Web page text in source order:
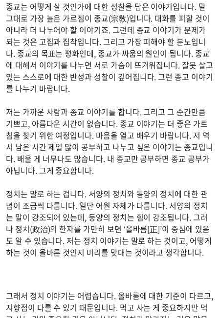
종교는 어떻게 살 것인가에 대한 성찰을 담은 이야기입니다. 말
그대로 가장 높은 가르침이 종교(宗敎)입니다. 대화를 피할 것이
아니라 더 나누어야 할 이야기죠. 그런데 종교 이야기가 문제가
되는 것은 고집과 집착입니다. 그리고 가장 피해야 할 분노입니
다. 종교의 목표는 평화인데, 종교가 싸움의 원인이 됩니다. 종교
에 대해서 이야기를 나누면 서로 가슴이 뜨거워집니다. 잘못 살고
있는 스스로에 대한 반성과 성찰이 깊어집니다. 그런 종교 이야기
를 나누기 바랍니다.
저는 가까운 사람과 종교 이야기를 합니다. 그리고 그 순간만큼
기쁘고, 아름다운 시간이 없습니다. 종교 이야기는 더 좋은 가르
침을 찾기 위한 여정입니다. 마음을 열고 배우기 바랍니다. 저 역
시 남은 시간 제일 많이 공부하고 나누고 싶은 이야기는 종교입니
다. 배울 게 너무나도 많습니다. 내 종교만 공부하면 종교 공부가
아닙니다. 그게 중요합니다.
정치는 말로 하는 겁니다. 서양의 정치와 동양의 정치에 대한 관
념이 조금씩 다릅니다. 일단 어원 자체가 다릅니다. 서양의 정치
는 말이 강조되어 있는데, 동양의 정치는 힘이 강조됩니다. 그러
나 정치(政治)의 한자를 가만히 보면 ‘올바름[正]’이 중심에 있음
도 알 수 있습니다. 저는 정치 이야기는 말로 하는 것이고, 어떻게
하는 것이 올바른 것인지 머리를 맞대는 것이라고 생각합니다.
그래서 정치 이야기는 어렵습니다. 올바름에 대한 기준이 다르고,
지향점이 다를 수 있기 때문입니다. 먹고 사는 게 중요하지만 먹